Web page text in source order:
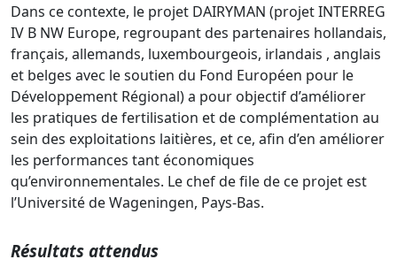
Dans ce contexte, le projet DAIRYMAN (projet INTERREG
IV B NW Europe, regroupant des partenaires hollandais,
français, allemands, luxembourgeois, irlandais , anglais
et belges avec le soutien du Fond Européen pour le
Développement Régional) a pour objectif d’améliorer
les pratiques de fertilisation et de complémentation au
sein des exploitations laitières, et ce, afin d’en améliorer
les performances tant économiques
qu’environnementales. Le chef de file de ce projet est
l’Université de Wageningen, Pays-Bas.
Résultats attendus